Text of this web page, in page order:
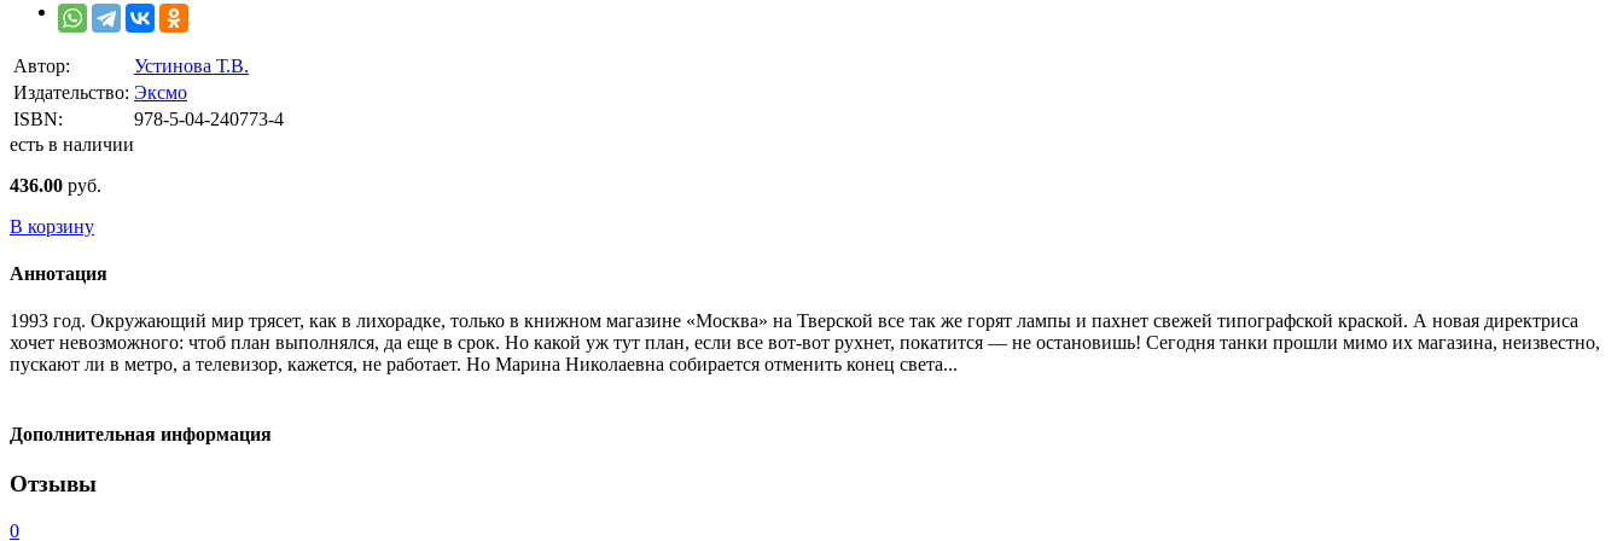
Автор:
Устинова Т.В.
Издательство: Эксмо
ISBN:
978-5-04-240773-4
есть в наличии
436.00 руб.
В корзину
Аннотация
1993 год. Окружающий мир трясет, как в лихорадке, только в книжном магазине «Москва» на Тверской все так же горят лампы и пахнет свежей типографской краской. А новая директриса
хочет невозможного: чтоб план выполнялся, да еще в срок. Но какой уж тут план, если все вот-вот рухнет, покатится — не остановишь! Сегодня танки прошли мимо их магазина, неизвестно,
пускают ли в метро, а телевизор, кажется, не работает. Но Марина Николаевна собирается отменить конец света...
Дополнительная информация
Отзывы
0